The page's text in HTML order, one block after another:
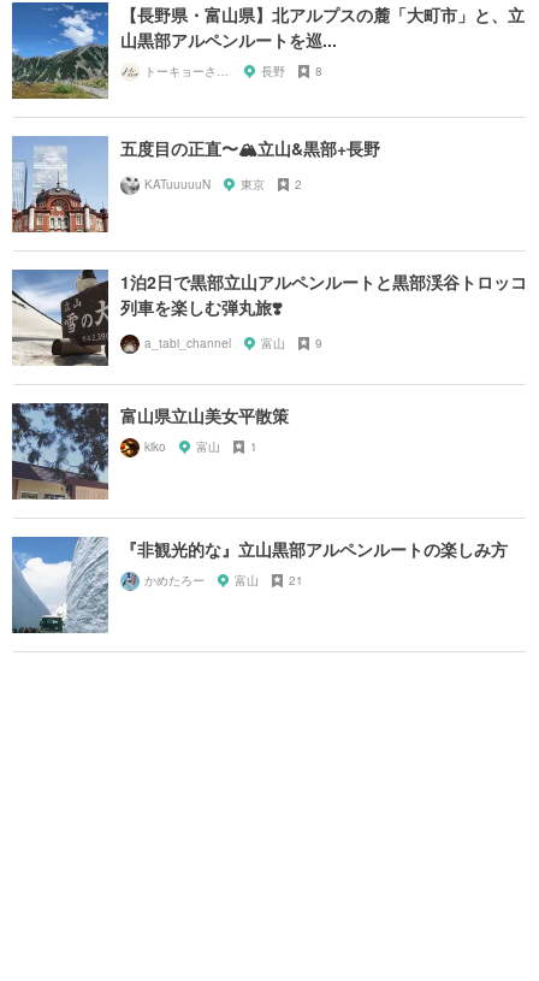
【長野県・富山県】北アルプスの麓「大町市」と、立
山黒部アルペンルートを巡...
トーキョーさんぽ 長野 8
五度目の正直〜🏔立山&黒部+長野
KATuuuuuN 東京 2
1泊2日で黒部立山アルペンルートと黒部渓谷トロッコ
列車を楽しむ弾丸旅❣️
a_tabi_channel 富山 9
富山県立山美女平散策
kiko 富山 1
『非観光的な』立山黒部アルペンルートの楽しみ方
かめたろー 富山 21